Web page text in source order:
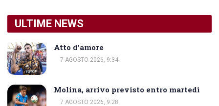
ULTIME NEWS
Atto d’amore
7 AGOSTO 2026, 9:34
Molina, arrivo previsto entro martedì
7 AGOSTO 2026, 9:28